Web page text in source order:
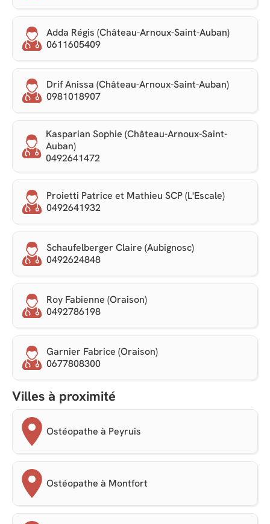
Adda Régis (Château-Arnoux-Saint-Auban)
0611605409
Drif Anissa (Château-Arnoux-Saint-Auban)
0981018907
Kasparian Sophie (Château-Arnoux-Saint-
Auban)
0492641472
Proietti Patrice et Mathieu SCP (L'Escale)
0492641932
Schaufelberger Claire (Aubignosc)
0492624848
Roy Fabienne (Oraison)
0492786198
Garnier Fabrice (Oraison)
0677808300
Villes à proximité
Ostéopathe à Peyruis
Ostéopathe à Montfort